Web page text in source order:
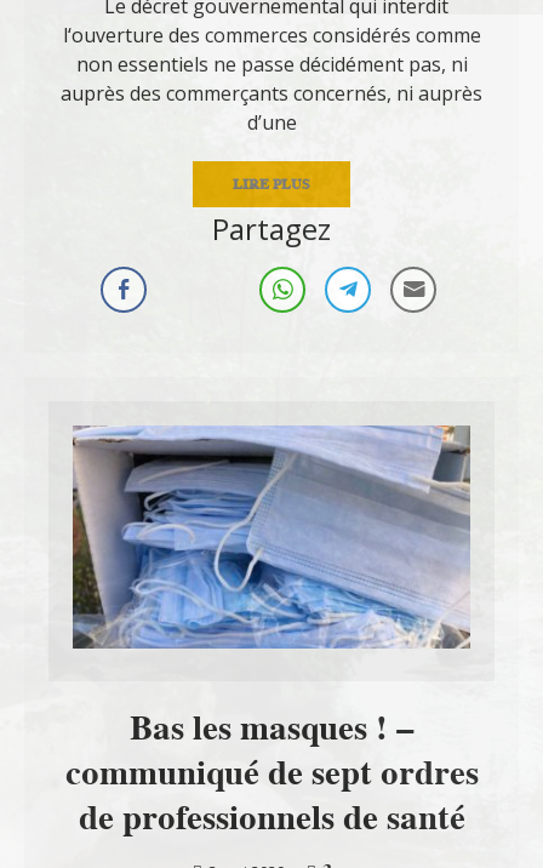
Le décret gouvernemental qui interdit
l‘ouverture des commerces considérés comme
non essentiels ne passe décidément pas, ni
auprès des commerçants concernés, ni auprès
d’une
LIRE PLUS
Partagez
Bas les masques ! –
communiqué de sept ordres
de professionnels de santé